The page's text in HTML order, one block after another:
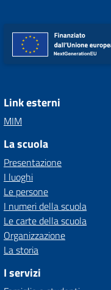
Link esterni
MIM
La scuola
Presentazione
I luoghi
Le persone
I numeri della scuola
Le carte della scuola
Organizzazione
La storia
I servizi